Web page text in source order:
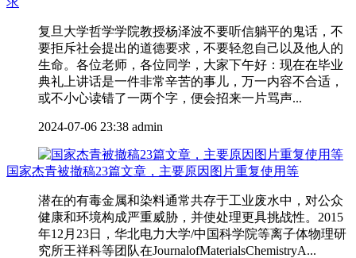
复旦大学哲学学院教授杨泽波不要听信躺平的鬼话，不
要拒斥社会提出的道德要求，不要轻忽自己以及他人的
生命。各位老师，各位同学，大家下午好：现在在毕业
典礼上讲话是一件非常辛苦的事儿，万一内容不合适，
或不小心读错了一两个字，便会招来一片骂声...
2024-07-06 23:38 admin
国家杰青被撤稿23篇文章，主要原因图片重复使用等
潜在的有毒金属和染料通常共存于工业废水中，对公众
健康和环境构成严重威胁，并使处理更具挑战性。2015
年12月23日，华北电力大学/中国科学院等离子体物理研
究所王祥科等团队在JournalofMaterialsChemistryA...